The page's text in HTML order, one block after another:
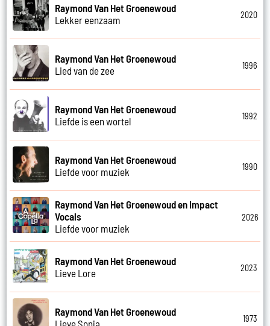
Raymond Van Het Groenewoud
Lekker eenzaam
2020
Raymond Van Het Groenewoud
Lied van de zee
1996
Raymond Van Het Groenewoud
Liefde is een wortel
1992
Raymond Van Het Groenewoud
Liefde voor muziek
1990
Raymond Van Het Groenewoud en Impact
Vocals
Liefde voor muziek
2026
Raymond Van Het Groenewoud
Lieve Lore
2023
Raymond Van Het Groenewoud
Lieve Sonja
1973